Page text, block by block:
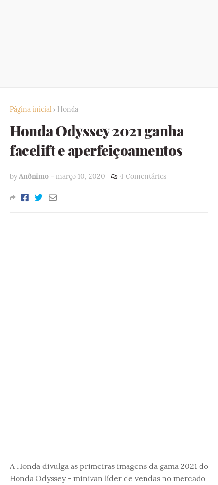
Página inicial Honda
Honda Odyssey 2021 ganha
facelift e aperfeiçoamentos
by Anônimo - março 10, 2020 4 Comentários
A Honda divulga as primeiras imagens da gama 2021 do
Honda Odyssey - minivan líder de vendas no mercado